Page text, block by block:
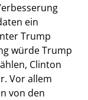
ein
Trump
würde Trump
Clinton
Vor allem
von den